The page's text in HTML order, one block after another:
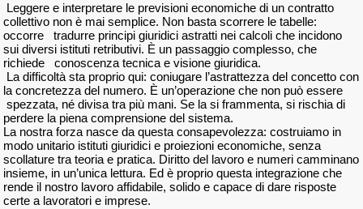
Leggere e interpretare le previsioni economiche di un contratto
collettivo non è mai semplice. Non basta scorrere le tabelle:
occorre tradurre principi giuridici astratti nei calcoli che incidono
sui diversi istituti retributivi. È un passaggio complesso, che
richiede conoscenza tecnica e visione giuridica.
La difficoltà sta proprio qui: coniugare l’astrattezza del concetto con
la concretezza del numero. È un’operazione che non può essere
spezzata, né divisa tra più mani. Se la si frammenta, si rischia di
perdere la piena comprensione del sistema.
La nostra forza nasce da questa consapevolezza: costruiamo in
modo unitario istituti giuridici e proiezioni economiche, senza
scollature tra teoria e pratica. Diritto del lavoro e numeri camminano
insieme, in un’unica lettura. Ed è proprio questa integrazione che
rende il nostro lavoro affidabile, solido e capace di dare risposte
certe a lavoratori e imprese.